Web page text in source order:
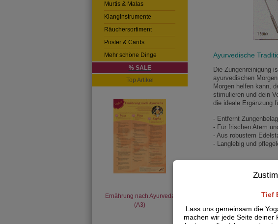
Ayurvedische
Die Zungenreinigung
ayurvedischen
Morgen helfen kann,
stimulieren und dein
die ideale Ergänzung
- Entfernt
- Für frischen Atem
- Aus robustem
- Langlebig und
So entfernst du
Halte den
Murtis & Malas
Klanginstrumente
Räuchersortiment
Poster & Cards
Mehr schöne Dinge
% SALE
Top Artikel
Ernährung nach Ayurveda
(A3)
Tief
Lass uns gemeinsam die
machen wir jede Seite deiner